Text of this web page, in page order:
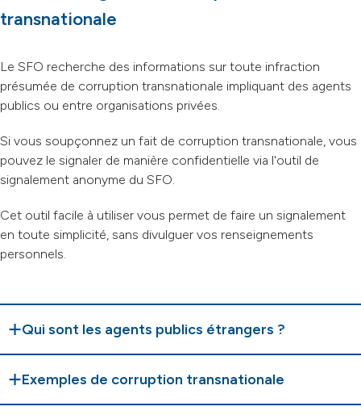
transnationale
Le SFO recherche des informations sur toute infraction
présumée de corruption transnationale impliquant des agents
publics ou entre organisations privées.
Si vous soupçonnez un fait de corruption transnationale, vous
pouvez le signaler de manière confidentielle via l'outil de
signalement anonyme du SFO.
Cet outil facile à utiliser vous permet de faire un signalement
en toute simplicité, sans divulguer vos renseignements
personnels.
Qui sont les agents publics étrangers ?
Exemples de corruption transnationale